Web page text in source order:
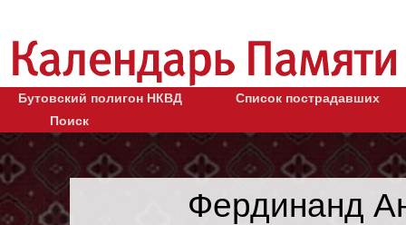
Бутовский полигон НКВД
Список пострадавших
Поиск
Фердинанд